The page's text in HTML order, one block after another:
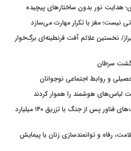
هدایت نور بدون ساختارهای پیچیده
مغز با تکرار مهارت می‌سازد
نخستین علائم آفت قرنطینه‌ای برگ‌خوار
سرطان
و روابط اجتماعی نوجوانان
لباس‌های هوشمند را هموار کردند
مهار موج تعدیل نیروی شرکت‌های فناور پس از جنگ با تزریق ۱۴۰ میلیارد
رفاه و توانمندسازی زنان با پیمایش